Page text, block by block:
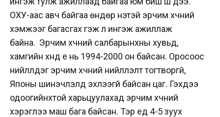
ОХУ-аас авч байгаа өндөр үнэтэй эрчим хүчний
хэмжээг багасгах гэж л ингэж ажиллаж
байна. Эрчим хүчний салбарынхны хувьд,
хамгийн хүнд үе нь 1994-2000 он байсан. Оросоос
нийлүүлдэг эрчим хүчний нийлүүлэлт тогтворгүй,
Японы шинэчлэлүүд эхлээгүй байсан цаг. Гэхдээ
одоогийнхтой харьцуулахад эрчим хүчний
хэрэглээ маш бага байсан. Тэр үед 4-5 зуух